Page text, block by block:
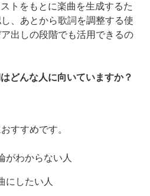
トをもとに楽曲を生成するた
、あとから歌詞を調整する使
出しの段階でも活用できるの
どんな人に向いていますか？
すすめです。
がわからない人
にしたい人